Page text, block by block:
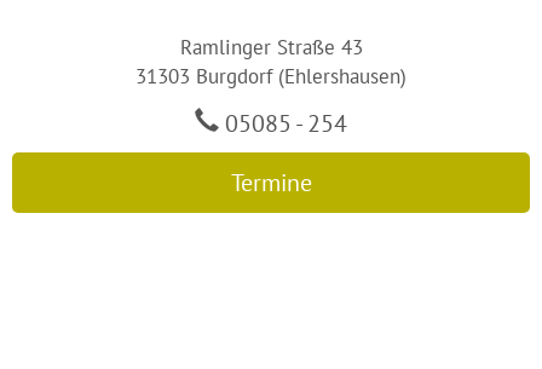
Ramlinger Straße 43
31303 Burgdorf (Ehlershausen)
05085 - 254
Termine